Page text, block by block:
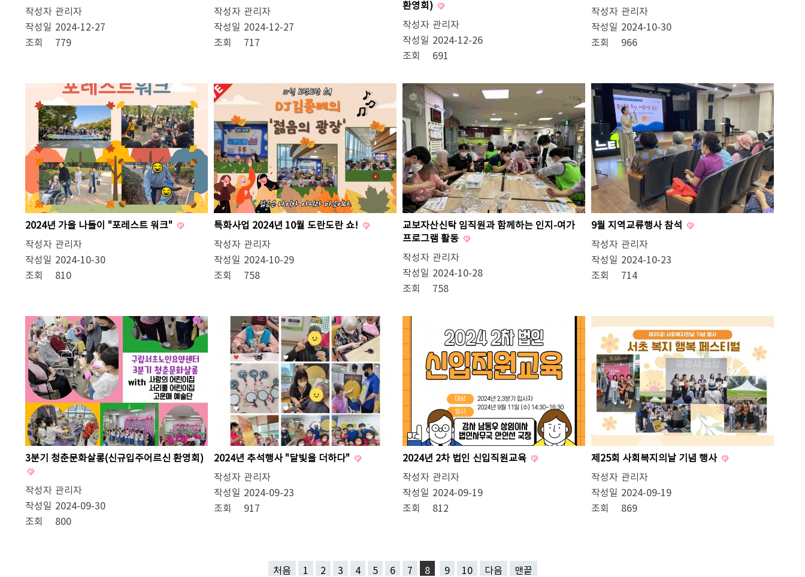
작성자 관리자
작성일 2024-12-27
조회
779
작성자 관리자
작성일 2024-12-27
조회
717
환영회)
작성자 관리자
작성일 2024-12-26
조회
691
작성자 관리자
작성일 2024-10-30
조회
966
2024년 가을 나들이 "포레스트 워크"
작성자 관리자
작성일 2024-10-30
조회
810
특화사업 2024년 10월 도란도란 쇼!
작성자 관리자
작성일 2024-10-29
조회
758
교보자산신탁 임직원과 함께하는 인지-여가
프로그램 활동
작성자 관리자
작성일 2024-10-28
조회
758
9월 지역교류행사 참석
작성자 관리자
작성일 2024-10-23
조회
714
3분기 청춘문화살롱(신규입주어르신 환영회)
작성자 관리자
작성일 2024-09-30
조회
800
2024년 추석행사 "달빛을 더하다"
작성자 관리자
작성일 2024-09-23
조회
917
2024년 2차 법인 신입직원교육
작성자 관리자
작성일 2024-09-19
조회
812
제25회 사회복지의날 기념 행사
작성자 관리자
작성일 2024-09-19
조회
869
처음 1 2 3 4 5 6 7 8 9 10 다음 맨끝